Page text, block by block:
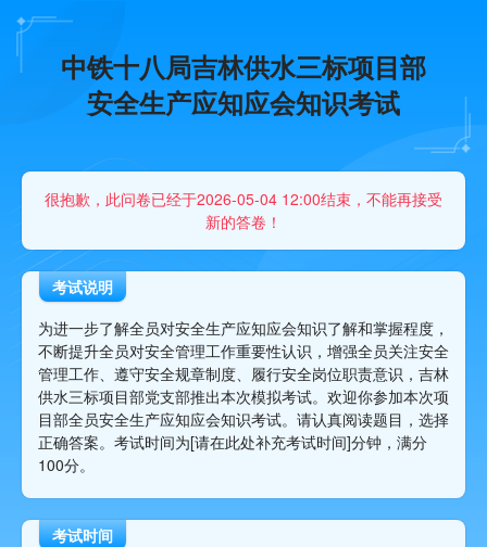
中铁十八局吉林供水三标项目部
安全生产应知应会知识考试
很抱歉，此问卷已经于2026-05-04 12:00结束，不能再接受
新的答卷！
考试说明
为进一步了解全员对安全生产应知应会知识了解和掌握程度，
不断提升全员对安全管理工作重要性认识，增强全员关注安全
管理工作、遵守安全规章制度、履行安全岗位职责意识，吉林
供水三标项目部党支部推出本次模拟考试。欢迎你参加本次项
目部全员安全生产应知应会知识考试。请认真阅读题目，选择
正确答案。考试时间为[请在此处补充考试时间]分钟，满分
100分。
考试时间